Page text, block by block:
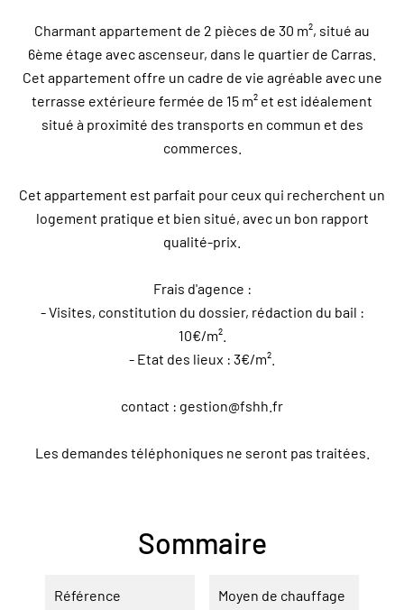
Charmant appartement de 2 pièces de 30 m², situé au
6ème étage avec ascenseur, dans le quartier de Carras.
Cet appartement offre un cadre de vie agréable avec une
terrasse extérieure fermée de 15 m² et est idéalement
situé à proximité des transports en commun et des
commerces.
Cet appartement est parfait pour ceux qui recherchent un
logement pratique et bien situé, avec un bon rapport
qualité-prix.
Frais d'agence :
- Visites, constitution du dossier, rédaction du bail :
10€/m².
- Etat des lieux : 3€/m².
contact : gestion@fshh.fr
Les demandes téléphoniques ne seront pas traitées.
Sommaire
Référence Moyen de chauffage